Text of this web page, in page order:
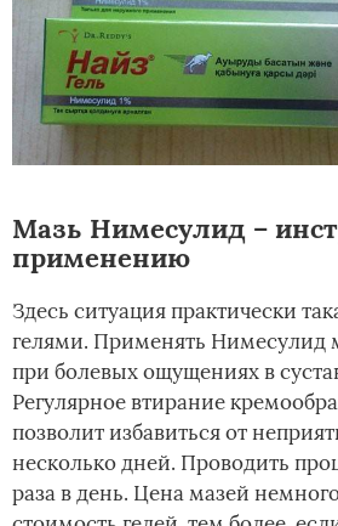
Мазь Нимесулид –
применению
Здесь ситуация практически
гелями. Применять Нимесулид
при болевых ощущениях в
Регулярное втирание
позволит избавиться от
несколько дней. Проводить
раза в день. Цена мазей